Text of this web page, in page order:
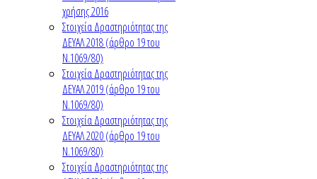
χρήσης 2016
Στοιχεία Δραστηριότητας της
ΔΕΥΑΛ 2018 (άρθρο 19 του
Ν.1069/80)
Στοιχεία Δραστηριότητας της
ΔΕΥΑΛ 2019 (άρθρο 19 του
Ν.1069/80)
Στοιχεία Δραστηριότητας της
ΔΕΥΑΛ 2020 (άρθρο 19 του
Ν.1069/80)
Στοιχεία Δραστηριότητας της